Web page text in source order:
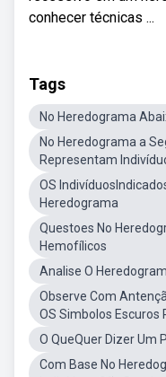
conhecer técnicas ...
Tags
No Heredograma
No Heredograma a
Representam
OS
Heredograma
Questoes No
Hemofílicos
Analise O
Observe Com
OS Simbolos Escuros
O QueQuer Dizer Um
Com Base No